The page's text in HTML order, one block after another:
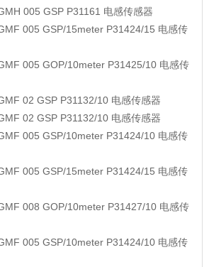
005 GSP P31161 电感传感器
005 GSP/15meter P31424/15 电感传
005 GOP/10meter P31425/10 电感传
02 GSP P31132/10 电感传感器
02 GSP P31132/10 电感传感器
005 GSP/10meter P31424/10 电感传
005 GSP/15meter P31424/15 电感传
008 GOP/10meter P31427/10 电感传
005 GSP/10meter P31424/10 电感传